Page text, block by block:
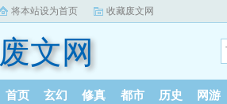
将本站设为首页 收藏废文网
废文网
首页 玄幻 修真 都市 历史 网游